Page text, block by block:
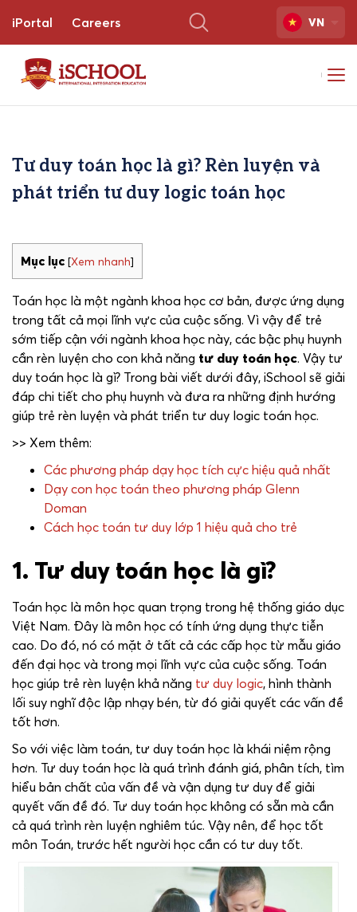
iPortal Careers VN
Tư duy toán học là gì? Rèn luyện và
phát triển tư duy logic toán học
Mục lục [Xem nhanh]
Toán học là một ngành khoa học cơ bản, được ứng dụng
trong tất cả mọi lĩnh vực của cuộc sống. Vì vậy để trẻ
sớm tiếp cận với ngành khoa học này, các bậc phụ huynh
cần rèn luyện cho con khả năng tư duy toán học. Vậy tư
duy toán học là gì? Trong bài viết dưới đây, iSchool sẽ giải
đáp chi tiết cho phụ huynh và đưa ra những định hướng
giúp trẻ rèn luyện và phát triển tư duy logic toán học.
>> Xem thêm:
Các phương pháp dạy học tích cực hiệu quả nhất
Dạy con học toán theo phương pháp Glenn
Doman
Cách học toán tư duy lớp 1 hiệu quả cho trẻ
1. Tư duy toán học là gì?
Toán học là môn học quan trọng trong hệ thống giáo dục
Việt Nam. Đây là môn học có tính ứng dụng thực tiễn
cao. Do đó, nó có mặt ở tất cả các cấp học từ mẫu giáo
đến đại học và trong mọi lĩnh vực của cuộc sống. Toán
học giúp trẻ rèn luyện khả năng tư duy logic, hình thành
lối suy nghĩ độc lập nhạy bén, từ đó giải quyết các vấn đề
tốt hơn.
So với việc làm toán, tư duy toán học là khái niệm rộng
hơn. Tư duy toán học là quá trình đánh giá, phân tích, tìm
hiểu bản chất của vấn đề và vận dụng tư duy để giải
quyết vấn đề đó. Tư duy toán học không có sẵn mà cần
cả quá trình rèn luyện nghiêm túc. Vậy nên, để học tốt
môn Toán, trước hết người học cần có tư duy tốt.